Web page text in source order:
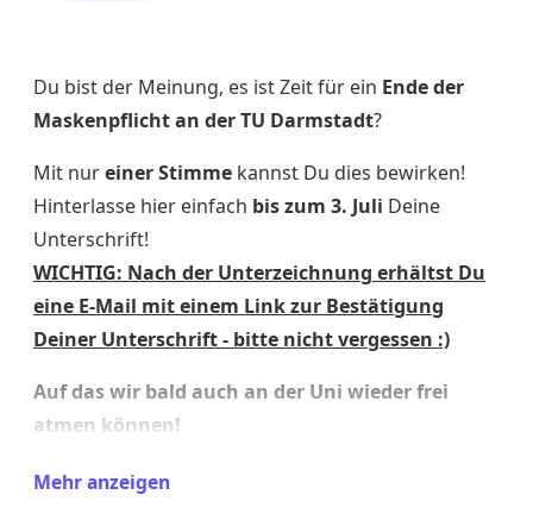
Du bist der Meinung, es ist Zeit für ein Ende der
Maskenpflicht an der TU Darmstadt?
Mit nureiner Stimme kannst Du dies bewirken!
Hinterlasse hier einfach bis zum 3. Juli Deine
Unterschrift!
WICHTIG: Nach der Unterzeichnung erhältst Du
eine E-Mail mit einem Link zur Bestätigung
Deiner Unterschrift - bitte nicht vergessen :)
Auf das wir bald auch an der Uni wieder frei
atmen können!
Mehr anzeigen